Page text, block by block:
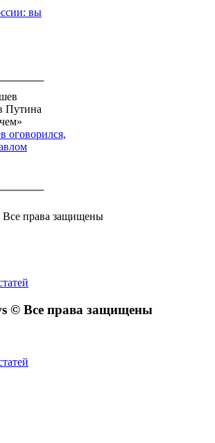
вы
оговорился,
права защищены
© Все права защищены